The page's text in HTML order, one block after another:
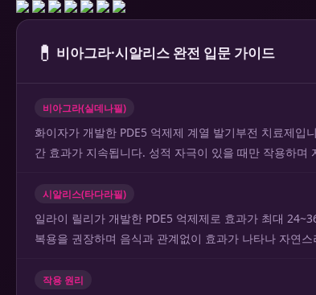
💊 비아그라·시알리스 완전 입문 가이드
비아그라(실데나필)
화이자가 개발한 PDE5 억제제 계열 발기부전 치료제입
간 효과가 지속됩니다. 성적 자극이 있을 때만 작용하며
시알리스(타다라필)
일라이 릴리가 개발한 PDE5 억제제로 효과가 최대
복용을 권장하며 음식과 관계없이 효과가 나타나 자연
작용 원리